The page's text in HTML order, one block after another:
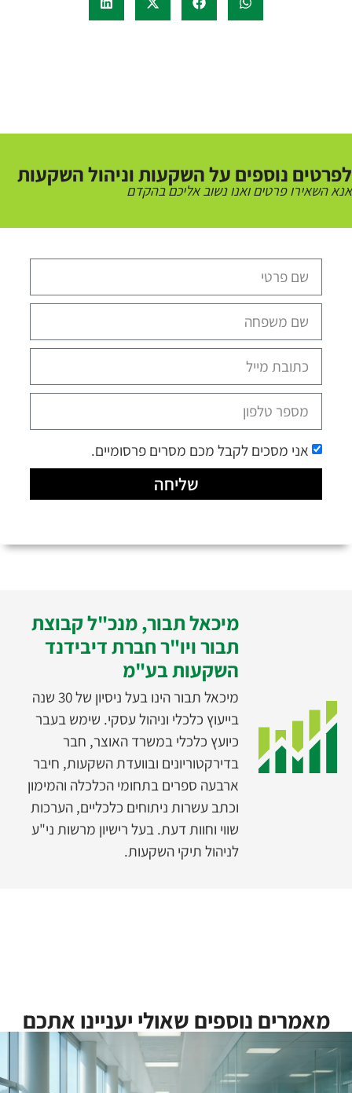
לפרטים נוספים על השקעות וניהול השקעות
אנא השאירו פרטים ואנו נשוב אליכם בהקדם
אני מסכים לקבל מכם מסרים פרסומיים.
שליחה
מיכאל תבור, מנכ"ל קבוצת
תבור ויו"ר חברת דיבידנד
השקעות בע"מ
מיכאל תבור הינו בעל ניסיון של 30 שנה
בייעוץ כלכלי וניהול עסקי. שימש בעבר
כיועץ כלכלי במשרד האוצר, חבר
בדירקטוריונים ובוועדת השקעות, חיבר
ארבעה ספרים בתחומי הכלכלה והמימון
וכתב עשרות ניתוחים כלכליים, הערכות
שווי וחוות דעת. בעל רישיון מרשות ני"ע
לניהול תיקי השקעות.
מאמרים נוספים שאולי יעניינו אתכם